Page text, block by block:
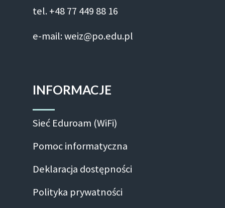
tel. +48 77 449 88 16
e-mail: weiz@po.edu.pl
INFORMACJE
Sieć Eduroam (WiFi)
Pomoc informatyczna
Deklaracja dostępności
Polityka prywatności